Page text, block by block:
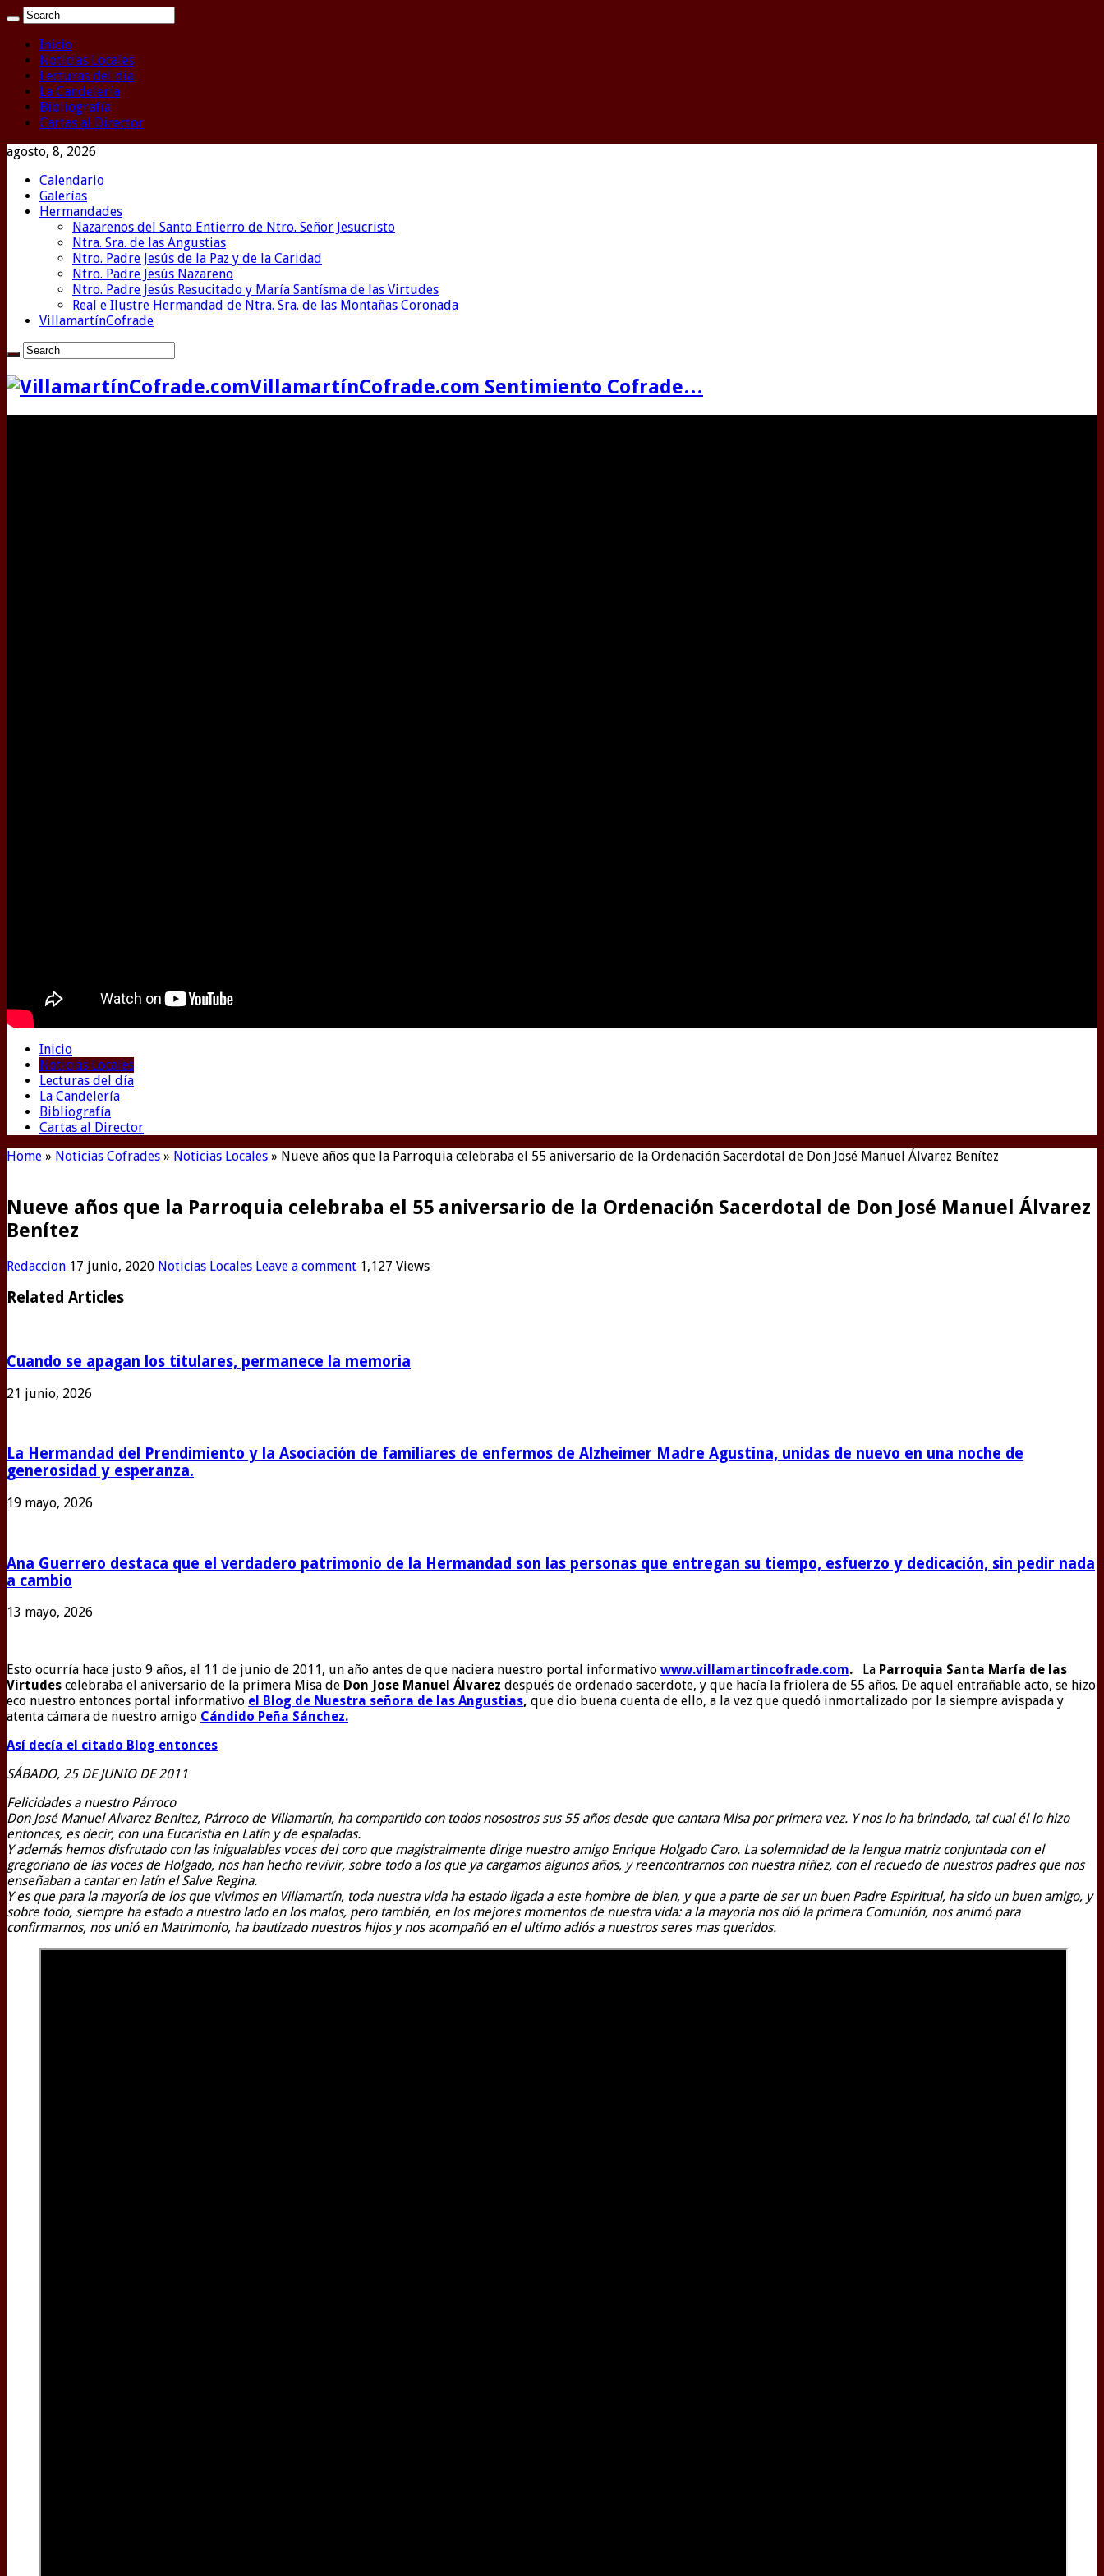
Inicio
Noticias Locales
Lecturas del día
La Candelería
Bibliografía
Cartas al Director
agosto, 8, 2026
Calendario
Galerías
Hermandades
Nazarenos del Santo Entierro de Ntro. Señor Jesucristo
Ntra. Sra. de las Angustias
Ntro. Padre Jesús de la Paz y de la Caridad
Ntro. Padre Jesús Nazareno
Ntro. Padre Jesús Resucitado y María Santísma de las Virtudes
Real e Ilustre Hermandad de Ntra. Sra. de las Montañas Coronada
VillamartínCofrade
VillamartínCofrade.com Sentimiento Cofrade…
Inicio
Noticias Locales
Lecturas del día
La Candelería
Bibliografía
Cartas al Director
Home » Noticias Cofrades » Noticias Locales » Nueve años que la Parroquia celebraba el 55 aniversario de la Ordenación Sacerdotal de Don José Manuel Álvarez Benítez
Nueve años que la Parroquia celebraba el 55 aniversario de la Ordenación Sacerdotal de Don José Manuel Álvarez
Benítez
Redaccion 17 junio, 2020 Noticias Locales Leave a comment 1,127 Views
Related Articles
Cuando se apagan los titulares, permanece la memoria
21 junio, 2026
La Hermandad del Prendimiento y la Asociación de familiares de enfermos de Alzheimer Madre Agustina, unidas de nuevo en una noche de
generosidad y esperanza.
19 mayo, 2026
Ana Guerrero destaca que el verdadero patrimonio de la Hermandad son las personas que entregan su tiempo, esfuerzo y dedicación, sin pedir nada
a cambio
13 mayo, 2026
Esto ocurría hace justo 9 años, el 11 de junio de 2011, un año antes de que naciera nuestro portal informativo www.villamartincofrade.com. La Parroquia Santa María de las
Virtudes celebraba el aniversario de la primera Misa de Don Jose Manuel Álvarez después de ordenado sacerdote, y que hacía la friolera de 55 años. De aquel entrañable acto, se hizo
eco nuestro entonces portal informativo el Blog de Nuestra señora de las Angustias, que dio buena cuenta de ello, a la vez que quedó inmortalizado por la siempre avispada y
atenta cámara de nuestro amigo Cándido Peña Sánchez.
Así decía el citado Blog entonces
SÁBADO, 25 DE JUNIO DE 2011
Felicidades a nuestro Párroco
Don José Manuel Alvarez Benitez, Párroco de Villamartín, ha compartido con todos nosostros sus 55 años desde que cantara Misa por primera vez. Y nos lo ha brindado, tal cual él lo hizo
entonces, es decir, con una Eucaristia en Latín y de espaladas.
Y además hemos disfrutado con las inigualables voces del coro que magistralmente dirige nuestro amigo Enrique Holgado Caro. La solemnidad de la lengua matriz conjuntada con el
gregoriano de las voces de Holgado, nos han hecho revivir, sobre todo a los que ya cargamos algunos años, y reencontrarnos con nuestra niñez, con el recuedo de nuestros padres que nos
enseñaban a cantar en latín el Salve Regina.
Y es que para la mayoría de los que vivimos en Villamartín, toda nuestra vida ha estado ligada a este hombre de bien, y que a parte de ser un buen Padre Espiritual, ha sido un buen amigo, y
sobre todo, siempre ha estado a nuestro lado en los malos, pero también, en los mejores momentos de nuestra vida: a la mayoria nos dió la primera Comunión, nos animó para
confirmarnos, nos unió en Matrimonio, ha bautizado nuestros hijos y nos acompañó en el ultimo adiós a nuestros seres mas queridos.